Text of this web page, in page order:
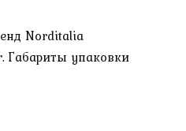
Norditalia
Габариты упаковки